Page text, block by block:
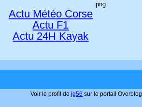
Actu Météo Corse
Actu F1
Actu 24H Kayak
Voir le profil dejg56 sur le portail Overblog